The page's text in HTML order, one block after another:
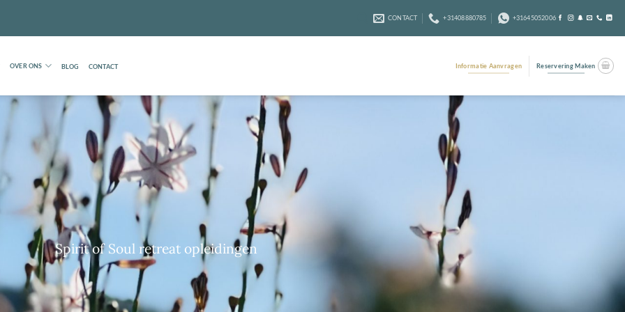
CONTACT +31408880785 +31645052006
OVER ONS BLOG CONTACT Informatie Aanvragen Reservering Maken
Spirit of Soul retreat opleidingen